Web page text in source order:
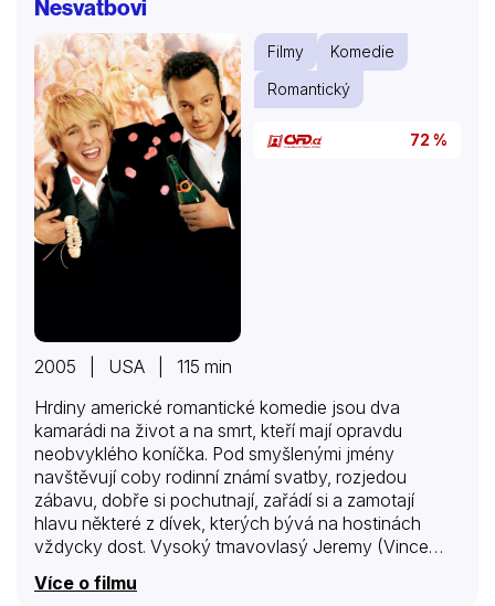
Nesvatbovi
Filmy
Komedie
Romantický
72 %
2005 | USA | 115 min
Hrdiny americké romantické komedie jsou dva
kamarádi na život a na smrt, kteří mají opravdu
neobvyklého koníčka. Pod smyšlenými jmény
navštěvují coby rodinní známí svatby, rozjedou
zábavu, dobře si pochutnají, zařádí si a zamotají
hlavu některé z dívek, kterých bývá na hostinách
vždycky dost. Vysoký tmavovlasý Jeremy (Vince
Vaughn) a rtuťovitý blonďák John (Owen Wilson)
však dodržují určitá pravidla – nezamilovat se, včas
Více o filmu